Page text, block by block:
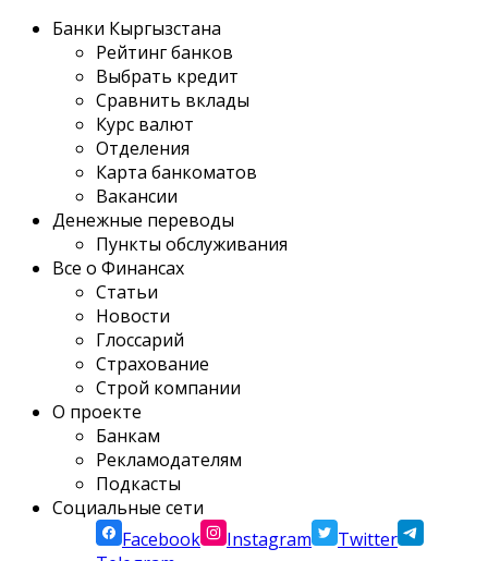
Банки Кыргызстана
Рейтинг банков
Выбрать кредит
Сравнить вклады
Курс валют
Отделения
Карта банкоматов
Вакансии
Денежные переводы
Пункты обслуживания
Все о Финансах
Статьи
Новости
Глоссарий
Страхование
Строй компании
О проекте
Банкам
Рекламодателям
Подкасты
Социальные сети
Facebook
Instagram
Twitter